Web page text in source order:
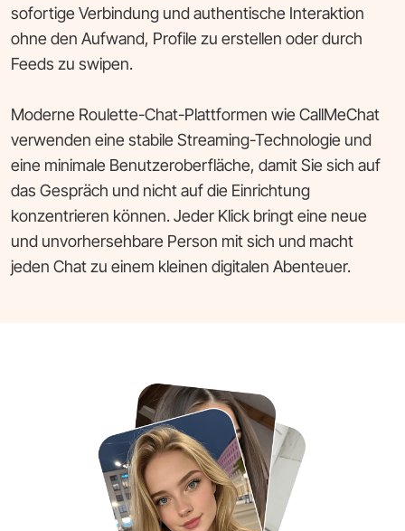
sofortige Verbindung und authentische Interaktion
ohne den Aufwand, Profile zu erstellen oder durch
Feeds zu swipen.
Moderne Roulette-Chat-Plattformen wie CallMeChat
verwenden eine stabile Streaming-Technologie und
eine minimale Benutzeroberfläche, damit Sie sich auf
das Gespräch und nicht auf die Einrichtung
konzentrieren können. Jeder Klick bringt eine neue
und unvorhersehbare Person mit sich und macht
jeden Chat zu einem kleinen digitalen Abenteuer.